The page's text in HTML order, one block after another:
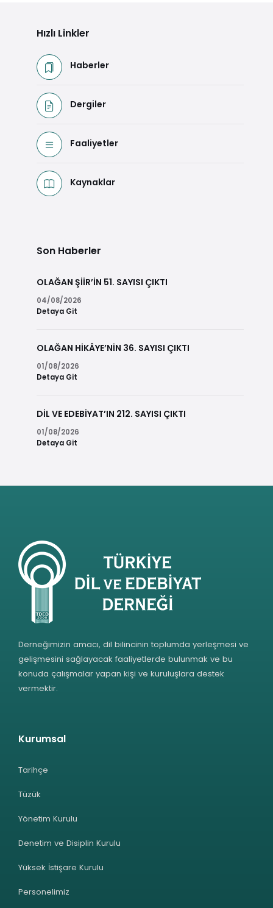
Hızlı Linkler
Haberler
Dergiler
Faaliyetler
Kaynaklar
Son Haberler
OLAĞAN ŞİİR’İN 51. SAYISI ÇIKTI
04/08/2026
Detaya Git
OLAĞAN HİKÂYE’NİN 36. SAYISI ÇIKTI
01/08/2026
Detaya Git
DİL VE EDEBİYAT’IN 212. SAYISI ÇIKTI
01/08/2026
Detaya Git
Derneğimizin amacı, dil bilincinin toplumda yerleşmesi ve
gelişmesini sağlayacak faaliyetlerde bulunmak ve bu
konuda çalışmalar yapan kişi ve kuruluşlara destek
vermektir.
Kurumsal
Tarihçe
Tüzük
Yönetim Kurulu
Denetim ve Disiplin Kurulu
Yüksek İstişare Kurulu
Personelimiz